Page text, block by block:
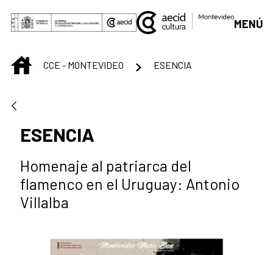
Skip to Main Content
MENÚ
INICIOCCE - MONTEVIDEO ESENCIA
ESENCIA
Homenaje al patriarca del
flamenco en el Uruguay: Antonio
Villalba